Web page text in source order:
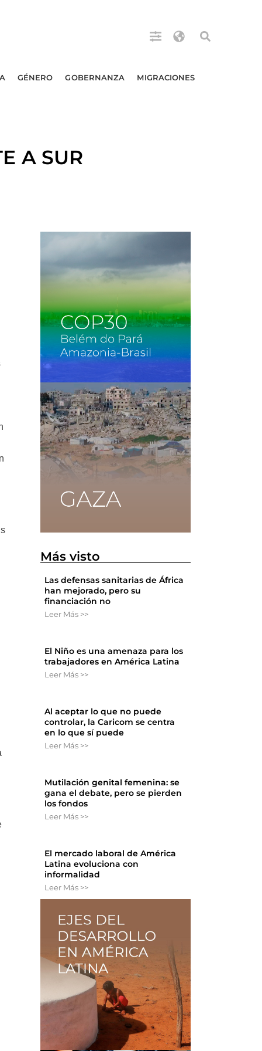
GÉNERO GOBERNANZA MIGRACIONES
A SUR
Más visto
Las defensas sanitarias de África
han mejorado, pero su
financiación no
Leer Más >>
El Niño es una amenaza para los
trabajadores en América Latina
Leer Más >>
Al aceptar lo que no puede
controlar, la Caricom se centra
en lo que sí puede
Leer Más >>
Mutilación genital femenina: se
gana el debate, pero se pierden
los fondos
Leer Más >>
El mercado laboral de América
Latina evoluciona con
informalidad
Leer Más >>